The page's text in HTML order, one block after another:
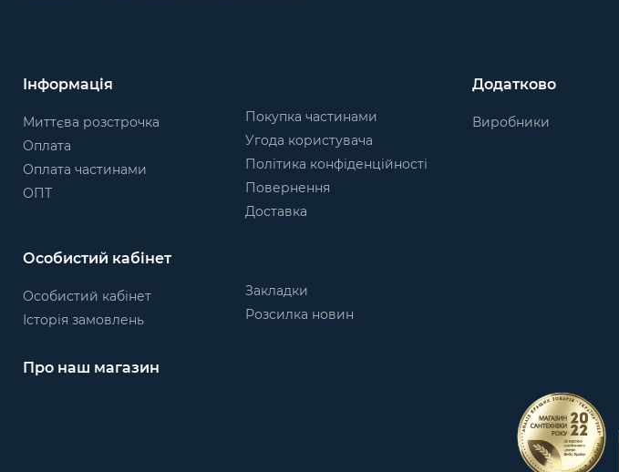
Інформація
Миттєва розстрочка
Оплата
Оплата частинами
ОПТ
Покупка частинами
Угода користувача
Політика конфіденційності
Повернення
Доставка
Додатково
Виробники
Особистий кабінет
Особистий кабінет
Історія замовлень
Закладки
Розсилка новин
Про наш магазин